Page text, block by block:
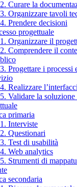
Curare la
Organizzare tavoli
Prendere decisioni
progettuale
Organizzare il
Comprendere il
Progettare i processi
Realizzare
Validare la soluzione
primaria
Interviste
Questionari
Test di usabilità
Web analytics
Strumenti di
secondaria